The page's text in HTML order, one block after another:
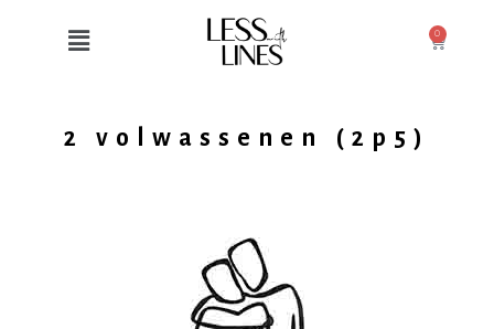
0
2 volwassenen (2p5)